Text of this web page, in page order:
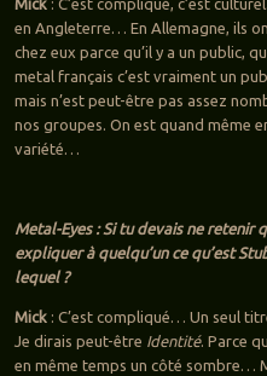
Mick: C’est compliqué, c’est
en Angleterre… En Allemagne, ils
chez eux parce qu’il y a un public,
metal français c’est vraiment un
mais n’est peut-être pas assez
nos groupes. On est quand même
variété…
Metal-Eyes : Si tu devais ne retenir
expliquer à quelqu’un ce qu’est
lequel ?
Mick: C’est compliqué… Un seul
Je dirais peut-être Identité. Parce
en même temps un côté sombre…